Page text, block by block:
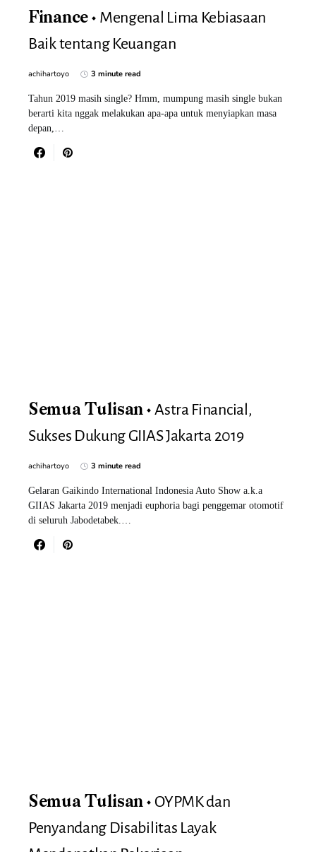
Finance
Mengenal Lima Kebiasaan
Baik tentang Keuangan
achihartoyo 3 minute read
Tahun 2019 masih single? Hmm, mumpung masih single bukan
berarti kita nggak melakukan apa-apa untuk menyiapkan masa
depan,…
Semua Tulisan
Astra Financial,
Sukses Dukung GIIAS Jakarta 2019
achihartoyo 3 minute read
Gelaran Gaikindo International Indonesia Auto Show a.k.a
GIIAS Jakarta 2019 menjadi euphoria bagi penggemar otomotif
di seluruh Jabodetabek.…
Semua Tulisan
OYPMK dan
Penyandang Disabilitas Layak